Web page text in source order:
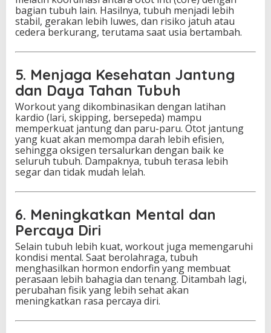
bagian tubuh lain. Hasilnya, tubuh menjadi lebih
stabil, gerakan lebih luwes, dan risiko jatuh atau
cedera berkurang, terutama saat usia bertambah.
5. Menjaga Kesehatan Jantung
dan Daya Tahan Tubuh
Workout yang dikombinasikan dengan latihan
kardio (lari, skipping, bersepeda) mampu
memperkuat jantung dan paru-paru. Otot jantung
yang kuat akan memompa darah lebih efisien,
sehingga oksigen tersalurkan dengan baik ke
seluruh tubuh. Dampaknya, tubuh terasa lebih
segar dan tidak mudah lelah.
6. Meningkatkan Mental dan
Percaya Diri
Selain tubuh lebih kuat, workout juga memengaruhi
kondisi mental. Saat berolahraga, tubuh
menghasilkan hormon endorfin yang membuat
perasaan lebih bahagia dan tenang. Ditambah lagi,
perubahan fisik yang lebih sehat akan
meningkatkan rasa percaya diri.